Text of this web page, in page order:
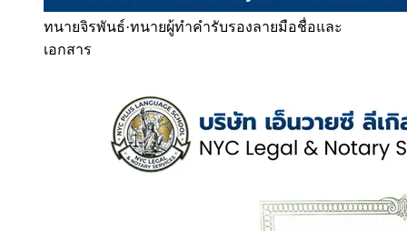
ทนายจิรพันธ์·ทนายผู้ทำคำรับรองลายมือชื่อและ
เอกสาร